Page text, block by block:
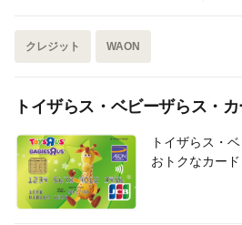
クレジット WAON
トイザらス・ベビーザらス・
トイザらス・
おトクなカード